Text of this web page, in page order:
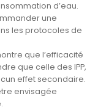
d’eau.
une
les protocoles de
que l’efficacité
que celle des IPP,
effet secondaire.
envisagée